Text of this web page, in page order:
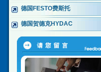
德国FESTO费斯托
德国贺德克HYDAC